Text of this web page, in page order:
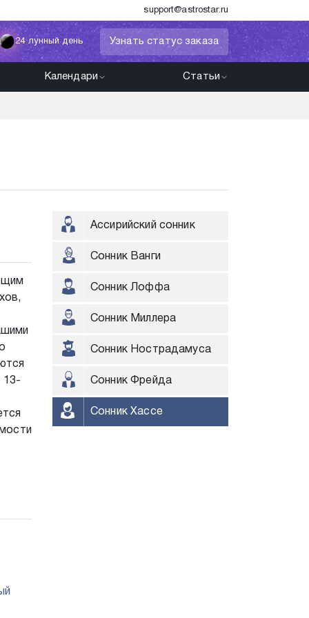
support@astrostar.ru
24 лунный день Узнать статус заказа
Календари Статьи
13-
Ассирийский сонник
Сонник Ванги
Сонник Лоффа
Сонник Миллера
Сонник Нострадамуса
Сонник Фрейда
Сонник Хассе